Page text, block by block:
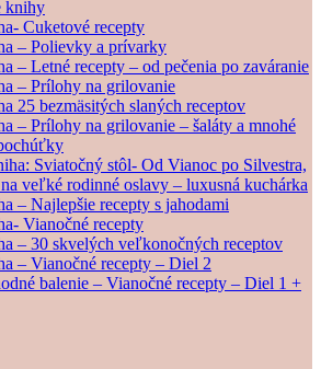
knihy
Cuketové recepty
– Polievky a prívarky
– Letné recepty – od pečenia po zaváranie
– Prílohy na grilovanie
25 bezmäsitých slaných receptov
– Prílohy na grilovanie – šaláty a mnohé
Sviatočný stôl- Od Vianoc po Silvestra,
veľké rodinné oslavy – luxusná kuchárka
– Najlepšie recepty s jahodami
Vianočné recepty
– 30 skvelých veľkonočných receptov
– Vianočné recepty – Diel 2
balenie – Vianočné recepty – Diel 1 +